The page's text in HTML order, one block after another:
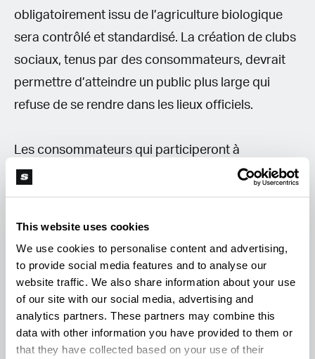
This website uses cookies
We use cookies to personalise content and advertising,
to provide social media features and to analyse our
website traffic. We also share information about your use
of our site with our social media, advertising and
analytics partners. These partners may combine this
data with other information you have provided to them or
that they have collected based on your use of their
obligatoirement issu de l’agriculture biologique
sera contrôlé et standardisé. La création de clubs
sociaux, tenus par des consommateurs, devrait
permettre d’atteindre un public plus large qui
refuse de se rendre dans les lieux officiels.
Les consommateurs qui participeront à
l’expérimentation auront une pièce d’identité
spéciale les autorisant à détenir, à consommer et
des consommateurs non-autorisés.
Une nouvelle approche de la politique liée au
cannabis s’impose depuis longtemps.
L’interdiction de consommer n’empêche pas la